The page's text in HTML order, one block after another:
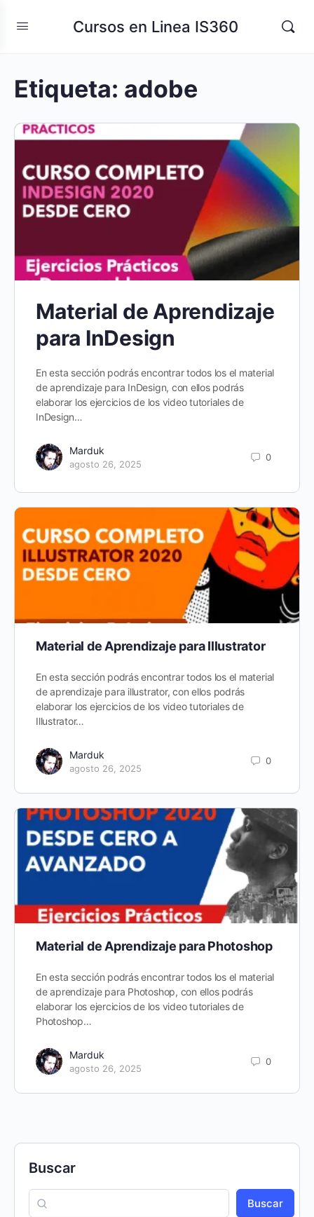
Cursos en Linea IS360
Etiqueta: adobe
Material de Aprendizaje
para InDesign
En esta sección podrás encontrar todos los el material
de aprendizaje para InDesign, con ellos podrás
elaborar los ejercicios de los video tutoriales de
InDesign…
Marduk
agosto 26, 2025
0
Material de Aprendizaje para Illustrator
En esta sección podrás encontrar todos los el material
de aprendizaje para illustrator, con ellos podrás
elaborar los ejercicios de los video tutoriales de
Illustrator…
Marduk
agosto 26, 2025
0
Material de Aprendizaje para Photoshop
En esta sección podrás encontrar todos los el material
de aprendizaje para Photoshop, con ellos podrás
elaborar los ejercicios de los video tutoriales de
Photoshop…
Marduk
agosto 26, 2025
0
Buscar
Buscar